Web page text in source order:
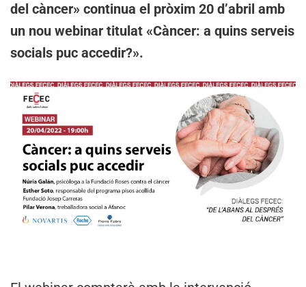
del càncer» continua el pròxim 20 d’abril amb
un nou webinar titulat «Càncer: a quins serveis
socials puc accedir?».